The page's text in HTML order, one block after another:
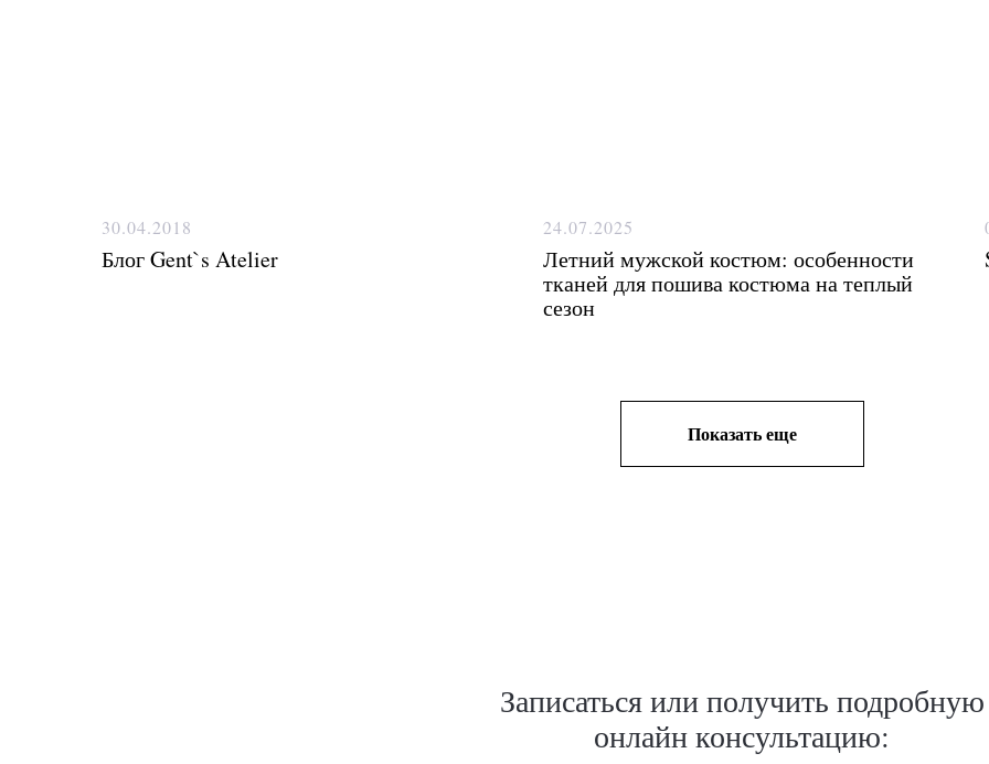
30.04.2018
Блог Gent`s Atelier
24.07.2025
Летний мужской костюм: особенности
тканей для пошива костюма на теплый
сезон
Показать еще
Записаться или получить подробную
онлайн консультацию: